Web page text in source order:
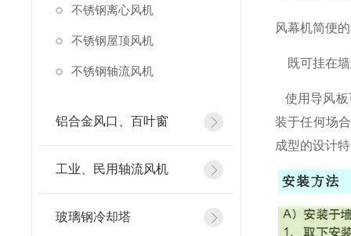
不锈钢离心风机
不锈钢屋顶风机
不锈钢轴流风机
铝合金风口、百叶窗
工业、民用轴流风机
玻璃钢冷却塔
风幕机简便
既可挂在墙
使用导风板
装于任何场
成型的设计